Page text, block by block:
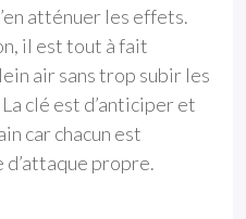
atténuer les effets.
il est tout à fait
air sans trop subir les
clé est d’anticiper et
car chacun est
propre.